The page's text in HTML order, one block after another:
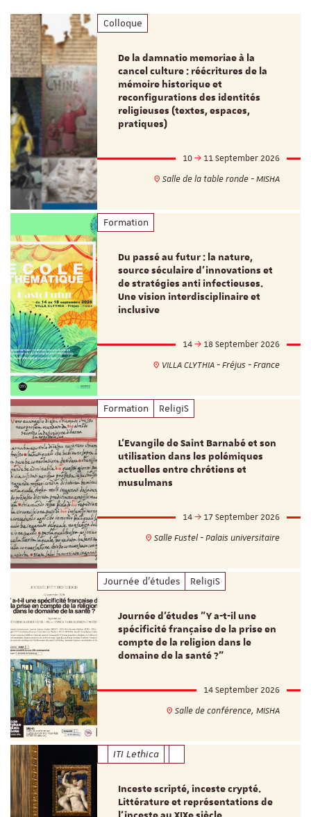
Colloque
De la damnatio memoriae à la
cancel culture : réécritures de la
mémoire historique et
reconfigurations des identités
religieuses (textes, espaces,
pratiques)
10
11 September 2026
Salle de la table ronde - MISHA
Formation
Du passé au futur : la nature,
source séculaire d’innovations et
de stratégies anti infectieuses.
Une vision interdisciplinaire et
inclusive
14
18 September 2026
VILLA CLYTHIA - Fréjus - France
Formation ReligiS
L’Evangile de Saint Barnabé et son
utilisation dans les polémiques
actuelles entre chrétiens et
musulmans
14
17 September 2026
Salle Fustel - Palais universitaire
Journée d'études ReligiS
Journée d’études "Y a-t-il une
spécificité française de la prise en
compte de la religion dans le
domaine de la santé ?"
14 September 2026
Salle de conférence, MISHA
ITI Lethica
Inceste scripté, inceste crypté.
Littérature et représentations de